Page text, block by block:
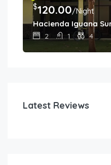
$120.00/Night
Hacienda Iguana
2 1 4
Latest Reviews